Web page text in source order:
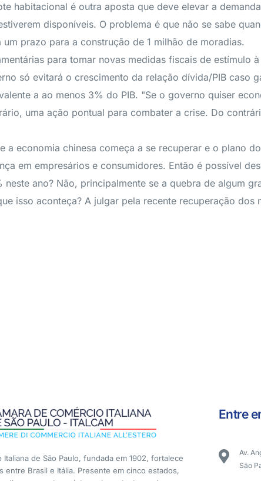
habitacional é outra aposta que deve elevar a
disponíveis. O problema é que não se sabe
prazo para a construção de 1 milhão de moradias.
para tomar novas medidas fiscais de estímulo
só evitará o crescimento da relação dívida/PIB caso
a ao menos 3% do PIB. "Se o governo quiser
uma ação pontual para combater a crise. Do
economia chinesa começa a se recuperar e o plano
em empresários e consumidores. Então é possível
ano? Não, principalmente se a quebra de algum
isso aconteça? A julgar pela recente recuperação dos
Italiana de São Paulo, fundada em 1902, fortalece
entre Brasil e Itália. Presente em cinco estados,
Entre
Av.
São